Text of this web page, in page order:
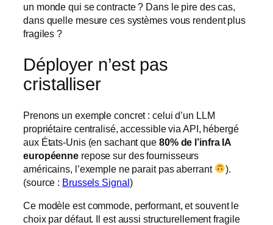
un monde qui se contracte ? Dans le pire des cas,
dans quelle mesure ces systèmes vous rendent plus
fragiles ?
Déployer n’est pas
cristalliser
Prenons un exemple concret : celui d’un LLM
propriétaire centralisé, accessible via API, hébergé
aux États-Unis (en sachant que 80% de l’infra IA
européenne repose sur des fournisseurs
américains, l’exemple ne parait pas aberrant
).
(source : Brussels Signal)
Ce modèle est commode, performant, et souvent le
choix par défaut. Il est aussi structurellement fragile